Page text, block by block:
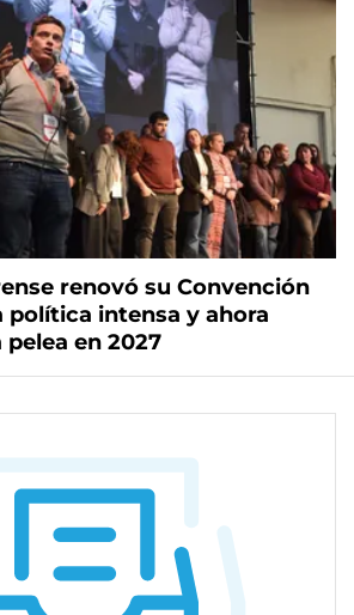
renovó su Convención
política intensa y ahora
en 2027